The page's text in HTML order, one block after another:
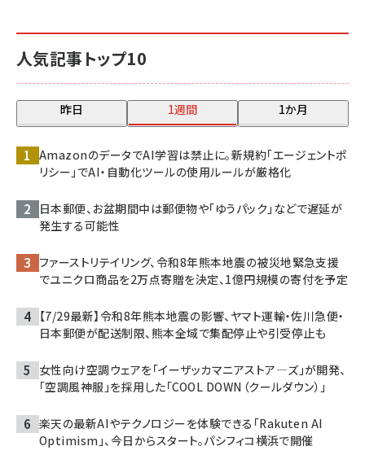
人気記事トップ10
昨日 1週間 1か月
AmazonのデータでAI学習は禁止に。新規約「エージェントポ
リシー」でAI・自動化ツールの使用ルールが厳格化
日本郵便、お盆期間中は郵便物や「ゆうパック」などで遅延が
発生する可能性
ファーストリテイリング、令和8年熊本地震の被災地緊急支援
でユニクロ商品を2万点寄贈を決定、1億円規模の寄付を予定
【7/29最新】令和8年熊本地震の影響、ヤマト運輸・佐川急便・
日本郵便が配送制限、熊本全域で集配停止や引受停止も
女性向け空調ウェアを「イーザッカマニアストア―ズ」が開発、
「空調風神服」を採用した「COOL DOWN（クールダウン）」
楽天の最新AIやテクノロジーを体験できる「Rakuten AI
Optimism」、今日からスタート。パシフィコ横浜で開催